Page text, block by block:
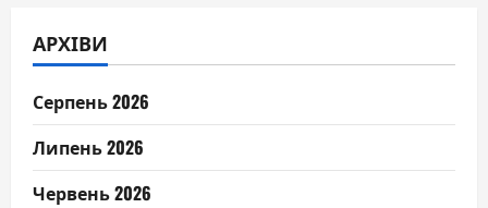
АРХІВИ
Серпень 2026
Липень 2026
Червень 2026